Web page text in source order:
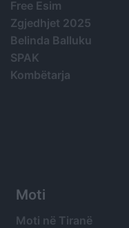
Free Esim
Zgjedhjet 2025
Belinda Balluku
SPAK
Kombëtarja
Moti
Moti në Tiranë